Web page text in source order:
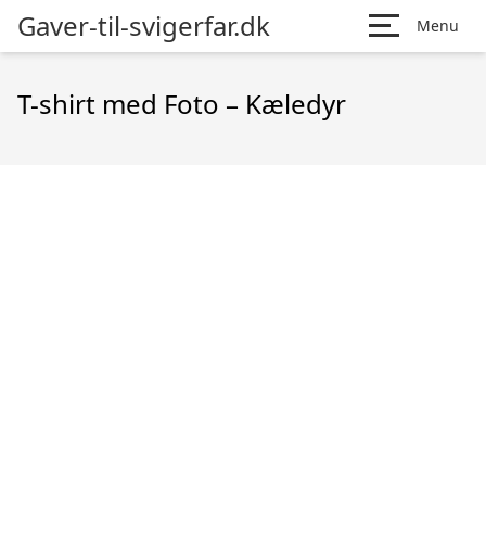
Gaver-til-svigerfar.dk Menu
T-shirt med Foto – Kæledyr